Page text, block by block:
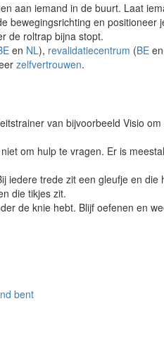
aan iemand in de buurt. Laat
bewegingsrichting en positioneer
de roltrap bijna stopt.
en NL), revalidatiecentrum (BE en
zelfvertrouwen.
van bijvoorbeeld Visio
om hulp te vragen. Er is
iedere trede zit een gleufje en die
die tikjes zit.
de knie hebt. Blijf oefenen en
bent